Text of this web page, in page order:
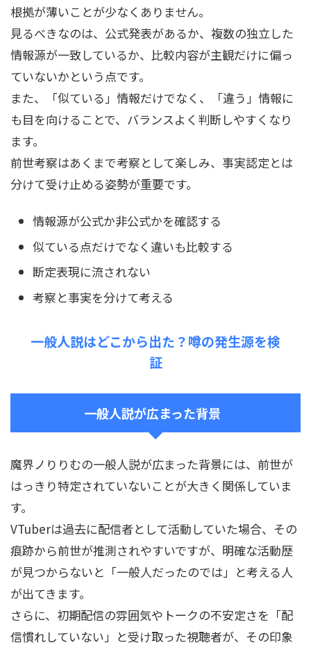
根拠が薄いことが少なくありません。
見るべきなのは、公式発表があるか、複数の独立した
情報源が一致しているか、比較内容が主観だけに偏っ
ていないかという点です。
また、「似ている」情報だけでなく、「違う」情報に
も目を向けることで、バランスよく判断しやすくなり
ます。
前世考察はあくまで考察として楽しみ、事実認定とは
分けて受け止める姿勢が重要です。
情報源が公式か非公式かを確認する
似ている点だけでなく違いも比較する
断定表現に流されない
考察と事実を分けて考える
一般人説はどこから出た？噂の発生源を検
証
一般人説が広まった背景
魔界ノりりむの一般人説が広まった背景には、前世が
はっきり特定されていないことが大きく関係していま
す。
VTuberは過去に配信者として活動していた場合、その
痕跡から前世が推測されやすいですが、明確な活動歴
が見つからないと「一般人だったのでは」と考える人
が出てきます。
さらに、初期配信の雰囲気やトークの不安定さを「配
信慣れしていない」と受け取った視聴者が、その印象